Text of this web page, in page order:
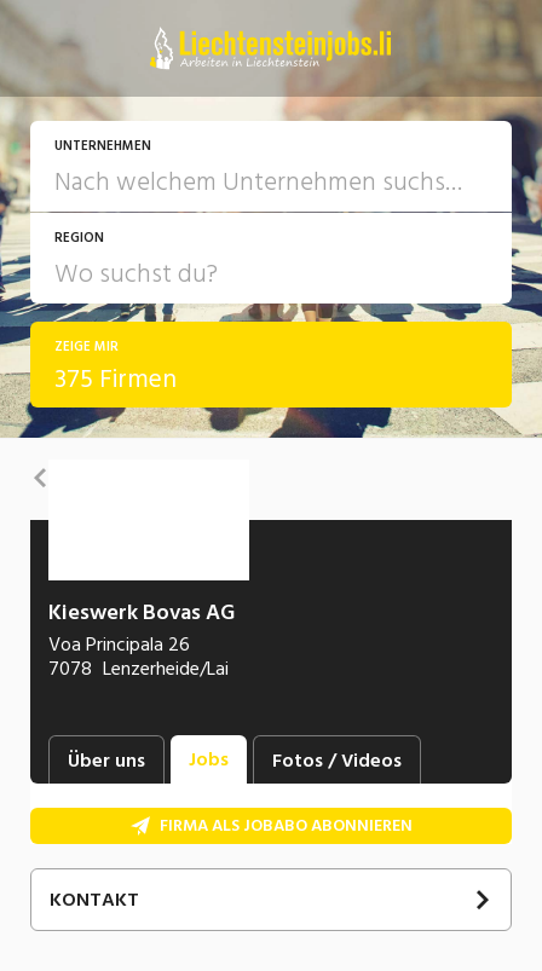
UNTERNEHMEN
REGION
ZEIGE MIR
375 Firmen
Kieswerk Bovas AG
Voa Principala 26
7078 Lenzerheide/Lai
Über uns Jobs Fotos / Videos
FIRMA ALS JOBABO ABONNIEREN
KONTAKT